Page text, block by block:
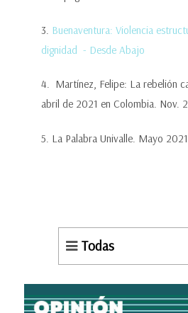
3. Buenaventura: Violencia
dignidad - Desde Abajo
4. Martínez, Felipe: La rebelión
abril de 2021 en Colombia. Nov.
5. La Palabra Univalle. Mayo
Todas